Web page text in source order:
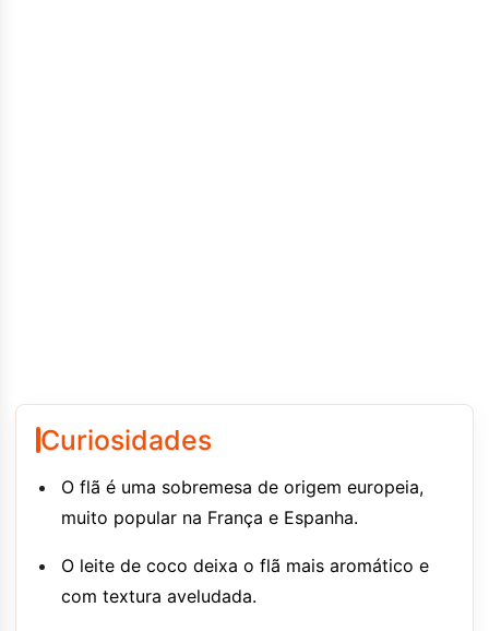
Curiosidades
O flã é uma sobremesa de origem europeia,
muito popular na França e Espanha.
O leite de coco deixa o flã mais aromático e
com textura aveludada.